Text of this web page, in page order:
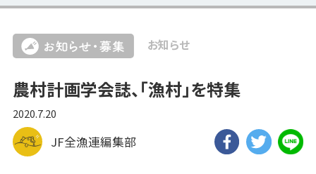
お知らせ
農村計画学会誌、「漁村」を特集
2020.7.20
JF全漁連編集部